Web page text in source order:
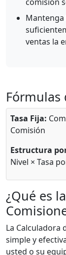
ventas la
Fórmulas
Tasa Fija:
Comisión
Estructura
Nivel × Tasa
¿Qué es
La Calculadora
simple y
usted o su